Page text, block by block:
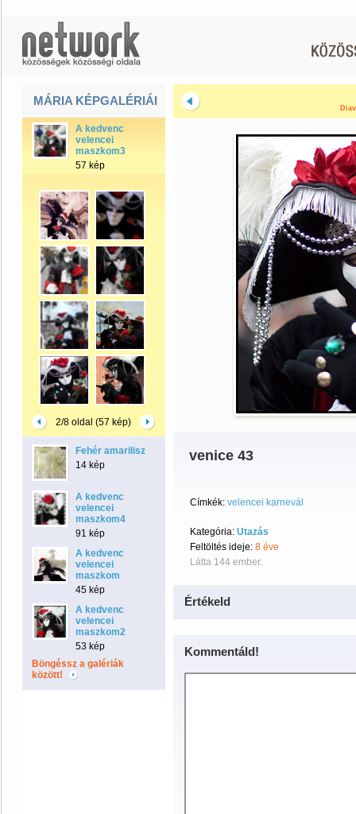
MÁRIA KÉPGALÉRIÁI
A kedvenc
velencei
maszkom3
57 kép
2/8 oldal (57 kép)
Fehér amarilisz
14 kép
A kedvenc
velencei
maszkom4
91 kép
A kedvenc
velencei
maszkom
45 kép
A kedvenc
velencei
maszkom2
53 kép
Böngéssz a galériák
között!
venice 43
Címkék: velencei karnevál
Kategória: Utazás
Feltöltés ideje: 8 éve
Látta 144 ember.
Értékeld
Kommentáld!